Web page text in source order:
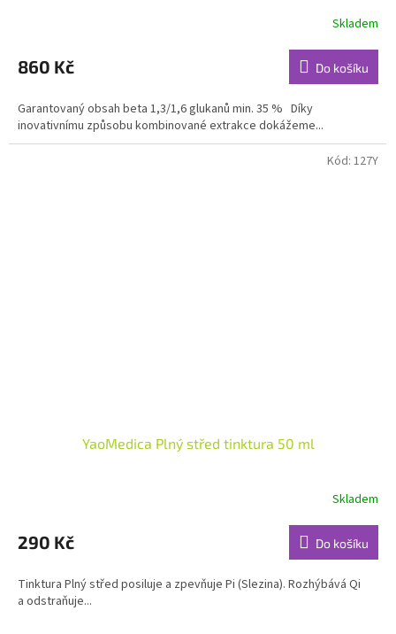
produktu
je
z
5
hvězdiček.
Skladem
860 Kč Do košíku
Garantovaný obsah beta 1,3/1,6 glukanů min. 35 % Díky
inovativnímu způsobu kombinované extrakce dokážeme...
YaoMedica Plný střed tinktura 50 ml
produktu
je
z
5
Skladem
290 Kč Do košíku
Tinktura Plný střed posiluje a zpevňuje Pi (Slezina). Rozhýbává Qi
a odstraňuje...
Kód: 127Y